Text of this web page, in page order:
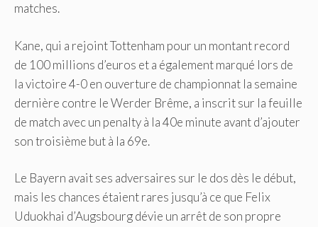
matches.
Kane, qui a rejoint Tottenham pour un montant record
de 100 millions d’euros et a également marqué lors de
la victoire 4-0 en ouverture de championnat la semaine
dernière contre le Werder Brême, a inscrit sur la feuille
de match avec un penalty à la 40e minute avant d’ajouter
son troisième but à la 69e.
Le Bayern avait ses adversaires sur le dos dès le début,
mais les chances étaient rares jusqu’à ce que Felix
Uduokhai d’Augsbourg dévie un arrêt de son propre